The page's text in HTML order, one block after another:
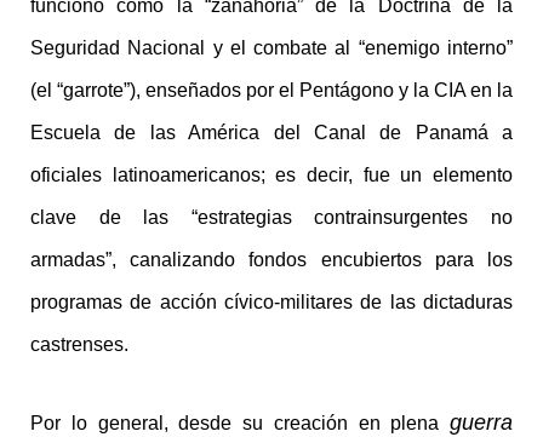
funcionó como la “zanahoria” de la Doctrina de la
Seguridad Nacional y el combate al “enemigo interno”
(el “garrote”), enseñados por el Pentágono y la CIA en la
Escuela de las América del Canal de Panamá a
oficiales latinoamericanos; es decir, fue un elemento
clave de las “estrategias contrainsurgentes no
armadas”, canalizando fondos encubiertos para los
programas de acción cívico-militares de las dictaduras
castrenses.
Por lo general, desde su creación en plena guerra